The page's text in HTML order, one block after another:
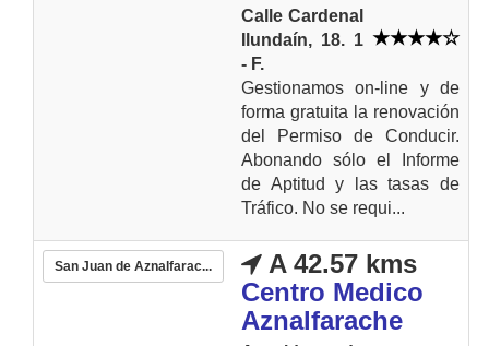
Calle Cardenal
Ilundaín, 18. 1
- F.
Gestionamos on-line y de
forma gratuita la renovación
del Permiso de Conducir.
Abonando sólo el Informe
de Aptitud y las tasas de
Tráfico. No se requi...
San Juan de Aznalfarac...
A 42.57 kms
Centro Medico
Aznalfarache